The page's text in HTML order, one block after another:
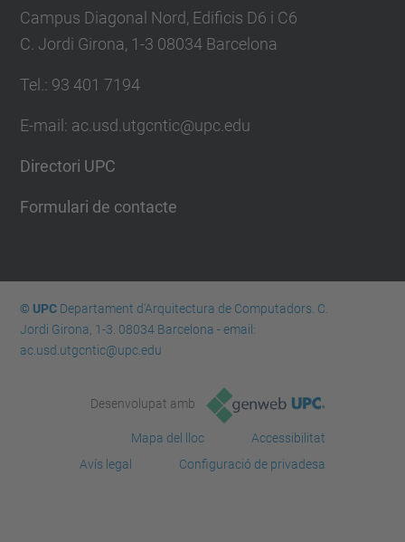
Campus Diagonal Nord, Edificis D6 i C6
C. Jordi Girona, 1-3 08034 Barcelona
Tel.: 93 401 7194
E-mail: ac.usd.utgcntic@upc.edu
Directori UPC
Formulari de contacte
© UPCDepartament d'Arquitectura de Computadors. C.
Jordi Girona, 1-3. 08034 Barcelona - email:
ac.usd.utgcntic@upc.edu
Desenvolupat amb
Mapa del lloc
Accessibilitat
Avís legal
Configuració de privadesa